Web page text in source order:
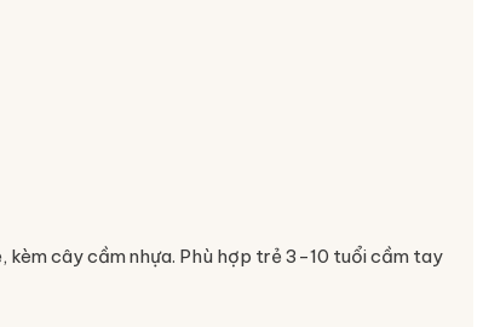
kèm cây cầm nhựa. Phù hợp trẻ 3-10 tuổi cầm tay